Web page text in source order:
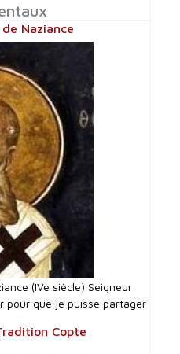
Naziance
(IVe siècle) Seigneur
pour que je puisse partager
Copte